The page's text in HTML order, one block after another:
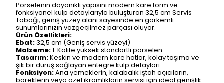
Porselenin dayanıklı yapısını modern kare form ve
fonksiyonel kulp detaylarıyla buluşturan 32,5 cm Servis
Tabağı, geniş yüzey alanı sayesinde en görkemli
sunumlarınızın vazgeçilmez parçası oluyor.
Ürün Özellikleri:
Ebat:32,5 cm (Geniş servis yüzeyi)
Malzeme:1. Kalite yüksek standartlı porselen
Tasarım:Keskin ve modern kare hatlar, kolay taşıma ve
şık bir duruş sağlayan entegre kulp detayları
Fonksiyon:Ana yemeklerin, kalabalık iştah açıcıların,
böreklerin veya özel ikramlıkların servisi için ideal genişlik